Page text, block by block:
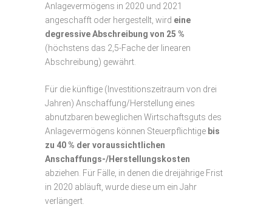
Anlagevermögens in 2020 und 2021
angeschafft oder hergestellt, wird eine
degressive Abschreibung von 25 %
(höchstens das 2,5-Fache der linearen
Abschreibung) gewährt.
Für die künftige (Investitionszeitraum von drei
Jahren) Anschaffung/Herstellung eines
abnutzbaren beweglichen Wirtschaftsguts des
Anlagevermögens können Steuerpflichtige bis
zu 40 % der voraussichtlichen
Anschaffungs-/Herstellungskosten
abziehen. Für Fälle, in denen die dreijährige Frist
in 2020 abläuft, wurde diese um ein Jahr
verlängert.